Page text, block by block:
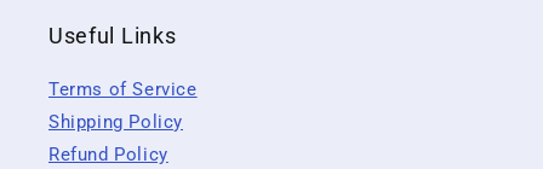
Useful Links
Terms of Service
Shipping Policy
Refund Policy